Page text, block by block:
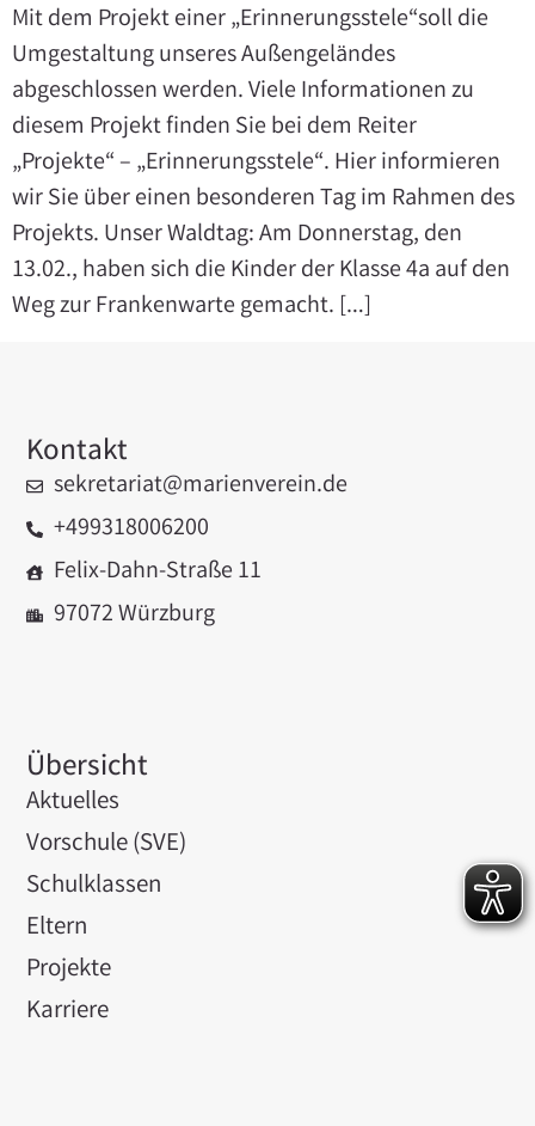
Mit dem Projekt einer „Erinnerungsstele“soll die
Umgestaltung unseres Außengeländes
abgeschlossen werden. Viele Informationen zu
diesem Projekt finden Sie bei dem Reiter
„Projekte“ – „Erinnerungsstele“. Hier informieren
wir Sie über einen besonderen Tag im Rahmen des
Projekts. Unser Waldtag: Am Donnerstag, den
13.02., haben sich die Kinder der Klasse 4a auf den
Weg zur Frankenwarte gemacht. […]
Übersicht
Aktuelles
Vorschule (SVE)
Schulklassen
Eltern
Projekte
Karriere
Kontakt
sekretariat@marienverein.de
+499318006200
Felix-Dahn-Straße 11
97072 Würzburg